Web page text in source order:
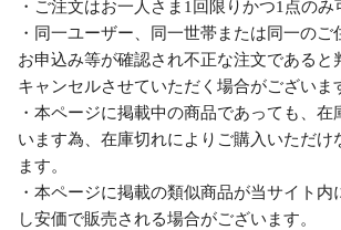
・ご注文はお一人さま1回限りかつ1点のみ
・同一ユーザー、同一世帯または同一のご
お申込み等が確認され不正な注文であると
キャンセルさせていただく場合がございま
・本ページに掲載中の商品であっても、在
います為、在庫切れによりご購入いただけ
ます。
・本ページに掲載の類似商品が当サイト内
し安価で販売される場合がございます。